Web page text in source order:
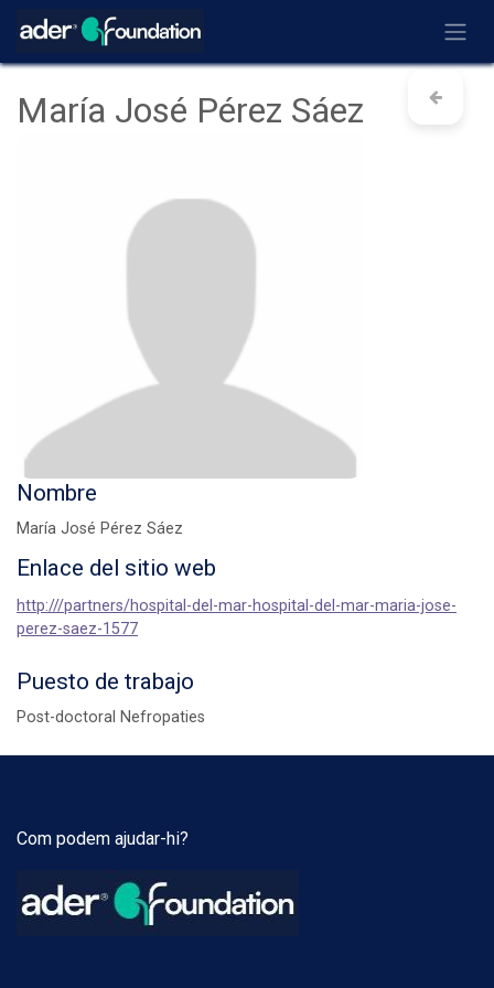
Ir al contenido
María José Pérez Sáez
Nombre
María José Pérez Sáez
Enlace del sitio web
http:///partners/hospital-del-mar-hospital-del-mar-maria-jose-
perez-saez-1577
Puesto de trabajo
Post-doctoral Nefropaties
Com podem ajudar-hi?